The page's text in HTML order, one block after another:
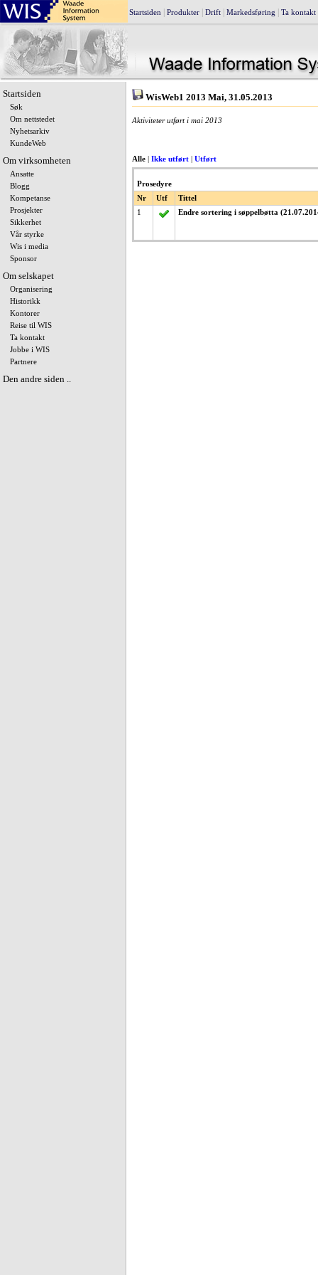
Startsiden Produkter Drift Markedsføring Ta kontakt
Startsiden
Søk
Om nettstedet
Nyhetsarkiv
KundeWeb
Om virksomheten
Ansatte
Blogg
Kompetanse
Prosjekter
Sikkerhet
Vår styrke
Wis i media
Sponsor
Om selskapet
Organisering
Historikk
Kontorer
Reise til WIS
Ta kontakt
Jobbe i WIS
Partnere
Den andre siden ..
WisWeb1 2013 Mai, 31.05.2013
Aktiviteter utført i mai 2013
Alle Ikke utført Utført
Prosedyre
Nr
Utf
Tittel
1
Endre sortering i søppelbøtta